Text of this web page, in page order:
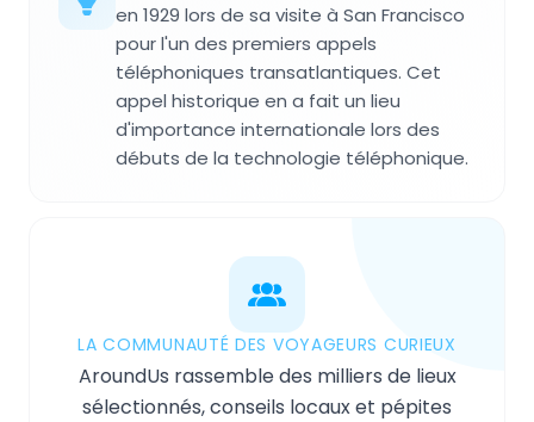
en 1929 lors de sa visite à San Francisco
pour l'un des premiers appels
téléphoniques transatlantiques. Cet
appel historique en a fait un lieu
d'importance internationale lors des
débuts de la technologie téléphonique.
LA COMMUNAUTÉ DES VOYAGEURS CURIEUX
AroundUs rassemble des milliers de lieux
sélectionnés, conseils locaux et pépites